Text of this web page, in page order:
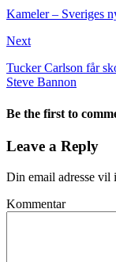
Kameler – Sveriges
Next
Tucker Carlson får
Steve Bannon
Be the first to
Leave a Reply
Din email adresse
Kommentar